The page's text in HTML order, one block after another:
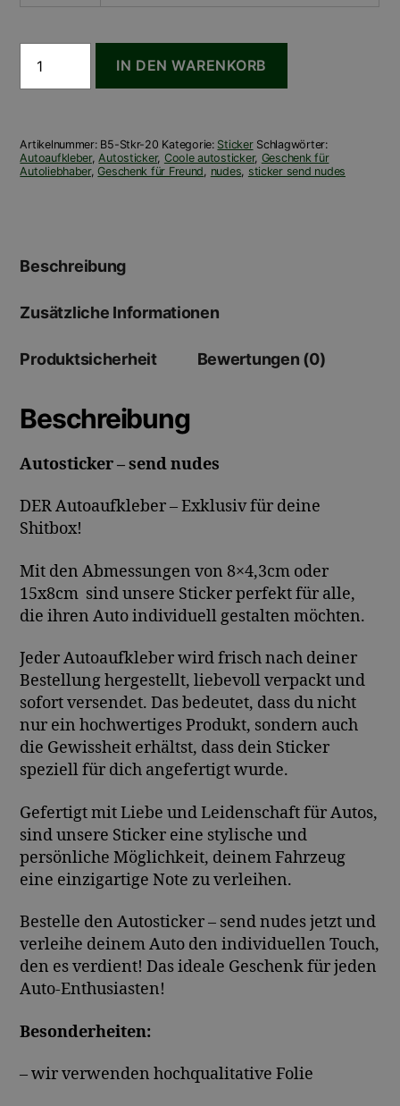
send
Menge
IN DEN WARENKORB
Artikelnummer: B5-Stkr-20 Kategorie: Sticker Schlagwörter:
Autoaufkleber, Autosticker, Coole autosticker, Geschenk für
Autoliebhaber,Geschenk für Freund nudes sticker send nudes
Beschreibung
Zusätzliche Informationen
Produktsicherheit Bewertungen (0)
Beschreibung
Autosticker – send nudes
DER Autoaufkleber – Exklusiv für deine
Shitbox!
Mit den Abmessungen von 8×4,3cm oder
15x8cm sind unsere Sticker perfekt für alle,
die ihren Auto individuell gestalten möchten.
Jeder Autoaufkleber wird frisch nach deiner
Bestellung hergestellt, liebevoll verpackt und
sofort versendet. Das bedeutet, dass du nicht
nur ein hochwertiges Produkt, sondern auch
die Gewissheit erhältst, dass dein Sticker
speziell für dich angefertigt wurde.
Gefertigt mit Liebe und Leidenschaft für Autos,
sind unsere Sticker eine stylische und
persönliche Möglichkeit, deinem Fahrzeug
eine einzigartige Note zu verleihen.
Bestelle den Autosticker – send nudes jetzt und
verleihe deinem Auto den individuellen Touch,
den es verdient! Das ideale Geschenk für jeden
Auto-Enthusiasten!
Besonderheiten:
– wir verwenden hochqualitative Folie